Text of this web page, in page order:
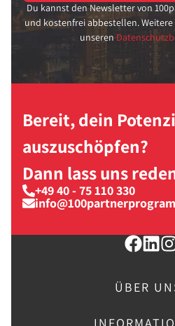
Du kannst den Newsletter von
und kostenfrei abbestellen.
unseren
Bereit, dein
auszuschöpfen?
Dann lass uns
+49 40 - 75 110 330
ÜBER